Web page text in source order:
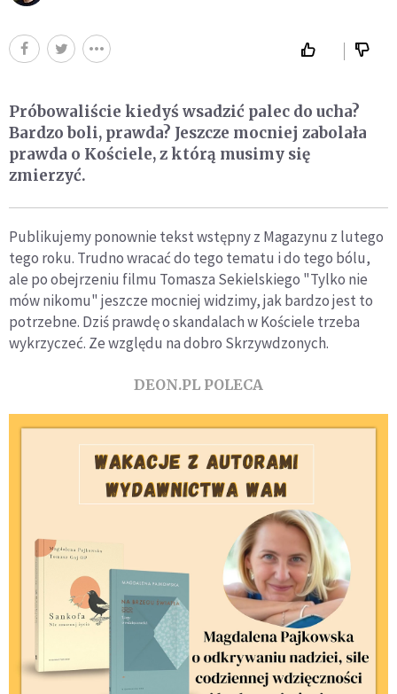
Próbowaliście kiedyś wsadzić palec do ucha?
Bardzo boli, prawda? Jeszcze mocniej zabolała
prawda o Kościele, z którą musimy się
zmierzyć.
Publikujemy ponownie tekst wstępny z Magazynu z lutego
tego roku. Trudno wracać do tego tematu i do tego bólu,
ale po obejrzeniu filmu Tomasza Sekielskiego "Tylko nie
mów nikomu" jeszcze mocniej widzimy, jak bardzo jest to
potrzebne. Dziś prawdę o skandalach w Kościele trzeba
wykrzyczeć. Ze względu na dobro Skrzywdzonych.
DEON.PL POLECA